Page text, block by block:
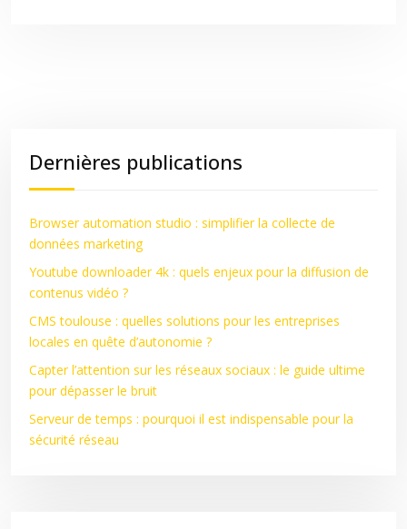
Dernières publications
Browser automation studio : simplifier la collecte de
données marketing
Youtube downloader 4k : quels enjeux pour la diffusion de
contenus vidéo ?
CMS toulouse : quelles solutions pour les entreprises
locales en quête d’autonomie ?
Capter l’attention sur les réseaux sociaux : le guide ultime
pour dépasser le bruit
Serveur de temps : pourquoi il est indispensable pour la
sécurité réseau